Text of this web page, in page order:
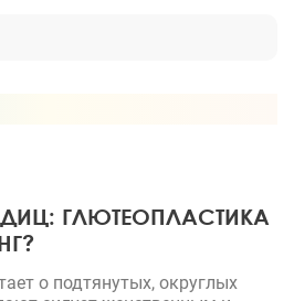
ГЛЮТЕОПЛАСТИКА
о подтянутых, округлых